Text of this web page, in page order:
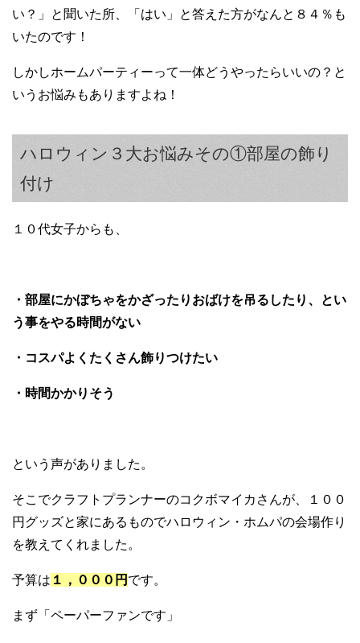
い？」と聞いた所、「はい」と答えた方がなんと８４％も
いたのです！
しかしホームパーティーって一体どうやったらいいの？と
いうお悩みもありますよね！
ハロウィン３大お悩みその①部屋の飾り
付け
１０代女子からも、
・部屋にかぼちゃをかざったりおばけを吊るしたり、とい
う事をやる時間がない
・コスパよくたくさん飾りつけたい
・時間かかりそう
という声がありました。
そこでクラフトプランナーのコクボマイカさんが、１００
円グッズと家にあるものでハロウィン・ホムパの会場作り
を教えてくれました。
予算は １，０００円 です。
まず「ペーパーファンです」